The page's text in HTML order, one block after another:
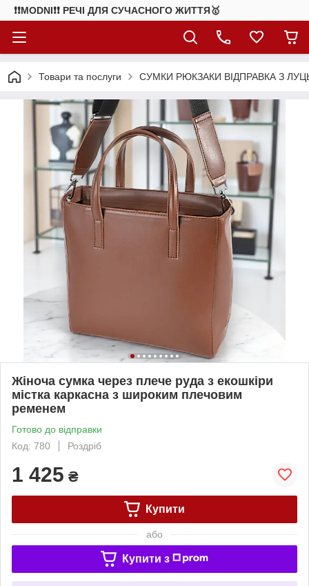
❗❗MODNI❗❗ РЕЧІ ДЛЯ СУЧАСНОГО ЖИТТЯ🥇
Товари та послуги СУМКИ РЮКЗАКИ ВІДПРАВКА З
Жіноча сумка через плече руда з екошкіри
містка каркасна з широким плечовим
ременем
Готово до відправки
Код: 780
Роздріб
1 425 ₴
Купити
або
Купити з